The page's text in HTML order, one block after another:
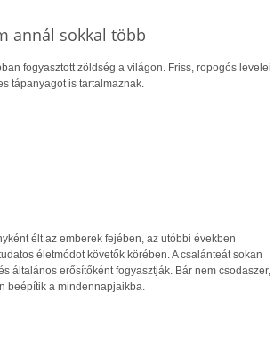
annál sokkal több
fogyasztott zöldség a világon. Friss, ropogós levelei
tápanyagot is tartalmaznak.
élt az emberek fejében, az utóbbi években
életmódot követők körében. A csalánteát sokan
általános erősítőként fogyasztják. Bár nem csodaszer,
beépítik a mindennapjaikba.